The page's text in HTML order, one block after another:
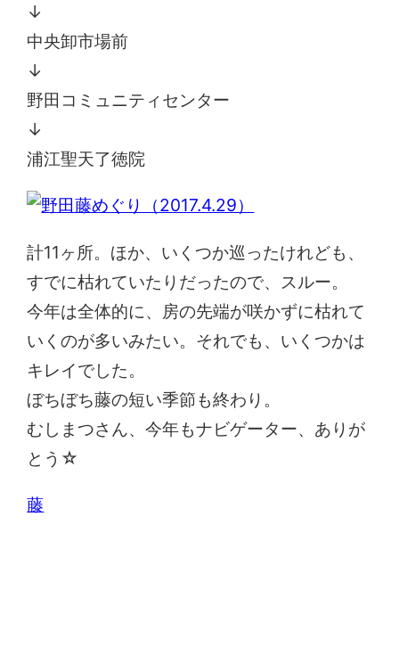
↓
中央卸市場前
↓
野田コミュニティセンター
↓
浦江聖天了徳院
計11ヶ所。ほか、いくつか巡ったけれども、
すでに枯れていたりだったので、スルー。
今年は全体的に、房の先端が咲かずに枯れて
いくのが多いみたい。それでも、いくつかは
キレイでした。
ぼちぼち藤の短い季節も終わり。
むしまつさん、今年もナビゲーター、ありが
とう☆
藤